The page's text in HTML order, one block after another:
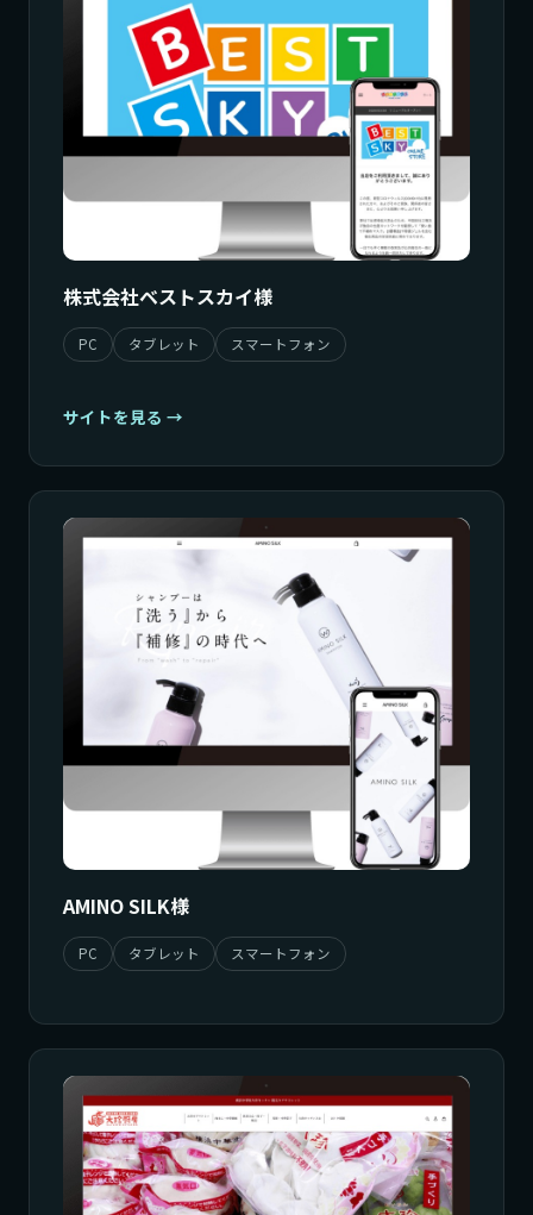
株式会社ベストスカイ様
PC タブレット スマートフォン
サイトを見る
AMINO SILK様
PC タブレット スマートフォン